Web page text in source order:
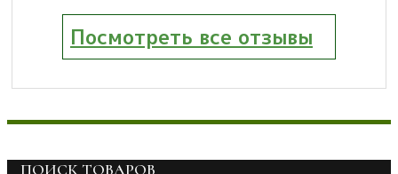
Посмотреть все отзывы
ПОИСК ТОВАРОВ